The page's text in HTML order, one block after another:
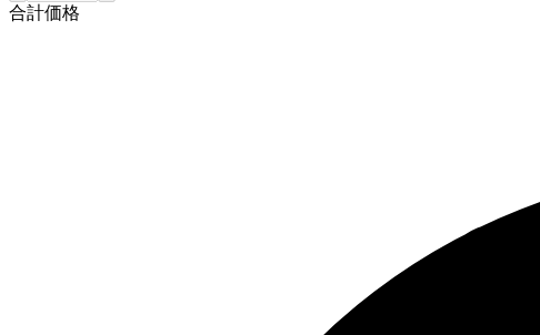
合計価格